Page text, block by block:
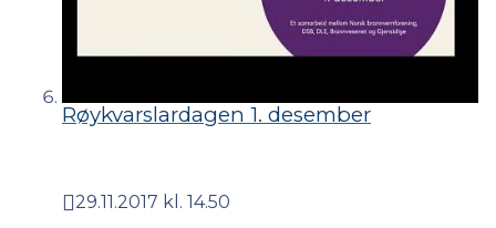
Røykvarslardagen 1. desember
Publisert
29.11.2017 kl. 14.50